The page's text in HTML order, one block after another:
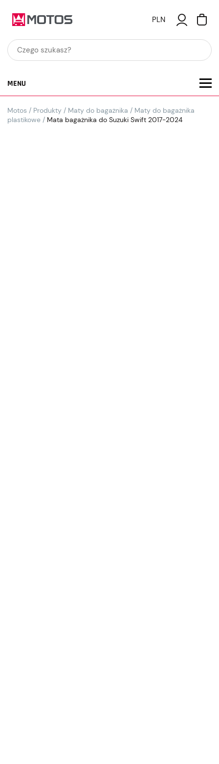
PLN
MENU
Motos / Produkty / Maty do bagażnika / Maty do bagażnika
plastikowe / Mata bagażnika do Suzuki Swift 2017-2024